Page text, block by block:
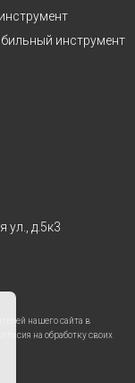
ул., д.5к3
нашего сайта в
на обработку своих
инструмент